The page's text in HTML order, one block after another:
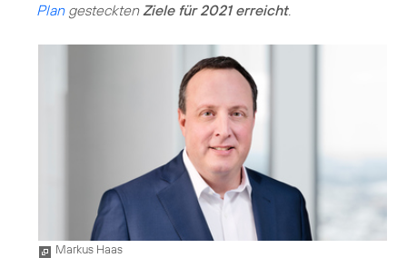
Plangesteckten Ziele für 2021 erreicht.
Markus Haas